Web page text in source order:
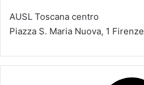
AUSL Toscana centro
Piazza S. Maria Nuova, 1 Firenze